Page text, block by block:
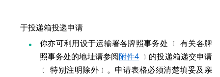
于投递箱投递申请
你亦可利用设于运输署各牌照事务处 ﹝ 有关各牌
照事务处的地址请参阅附件4 ﹞的投递箱递交申请
﹝ 特别注明除外﹞。申请表格必须清楚填妥及亲